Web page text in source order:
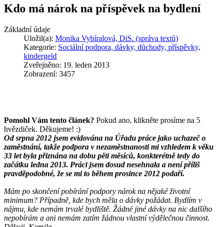
Kdo má nárok na příspěvek na bydlení
Základní údaje
Uložil(a): Monika Vybíralová, DiS. (správa textů)
Kategorie: Sociální podpora, dávky, důchody, příspěvky,
kindergeld
Zveřejněno: 19. leden 2013
Zobrazení: 3457
Pomohl Vám tento článek? Pokud ano, klikněte prosíme na 5
hvězdiček. Děkujeme! :)
Od srpna 2012 jsem evidována na Úřadu práce jako uchazeč o
zaměstnání, takže podpora v nezaměstnanosti mi vzhledem k věku
33 let byla přiznána na dobu pěti měsíců, konkterétně tedy do
začátku ledna 2013. Práci jsem dosud nesehnala a není příliš
pravděpodobné, že se mi to během prosince 2012 podaří.
Mám po skončení pobírání podpory nárok na nějaké životní
minimum? Případně, kde bych měla o dávky požádat. Bydlím v
nájmu, kde nemám trvalé bydliště. Žádné jiné dávky na nic dalšího
nepobírám a ani nemám zatím žádnou vlastní výdělečnou činnost.